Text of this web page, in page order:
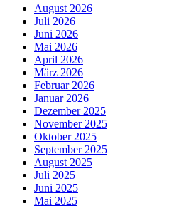
August 2026
Juli 2026
Juni 2026
Mai 2026
April 2026
März 2026
Februar 2026
Januar 2026
Dezember 2025
November 2025
Oktober 2025
September 2025
August 2025
Juli 2025
Juni 2025
Mai 2025